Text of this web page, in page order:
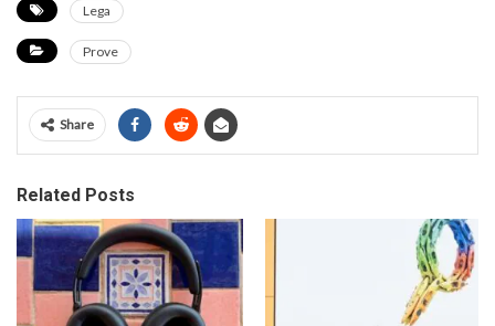
Lega
Prove
Share
Related Posts